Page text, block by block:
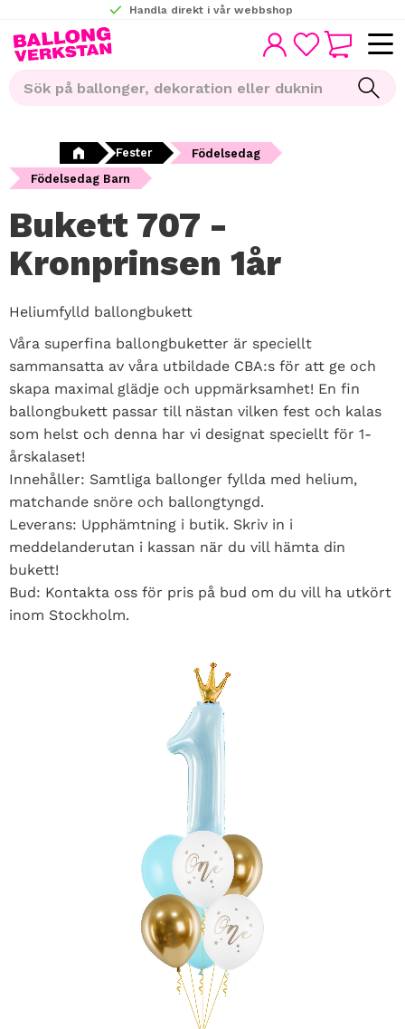
Meny
Handla direkt i vår webbshop
FAVORITER
KUNDVAGN
Fester
Födelsedag
Födelsedag Barn
Bukett 707 -
Kronprinsen 1år
Heliumfylld ballongbukett
Våra superfina ballongbuketter är speciellt
sammansatta av våra utbildade CBA:s för att ge och
skapa maximal glädje och uppmärksamhet! En fin
ballongbukett passar till nästan vilken fest och kalas
som helst och denna har vi designat speciellt för 1-
årskalaset!
Innehåller: Samtliga ballonger fyllda med helium,
matchande snöre och ballongtyngd.
Leverans: Upphämtning i butik. Skriv in i
meddelanderutan i kassan när du vill hämta din
bukett!
Bud: Kontakta oss för pris på bud om du vill ha utkört
inom Stockholm.